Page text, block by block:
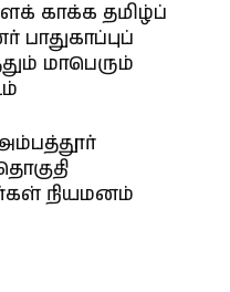
காக்க தமிழ்ப்
பாதுகாப்புப்
மாபெரும்
நியமனம்